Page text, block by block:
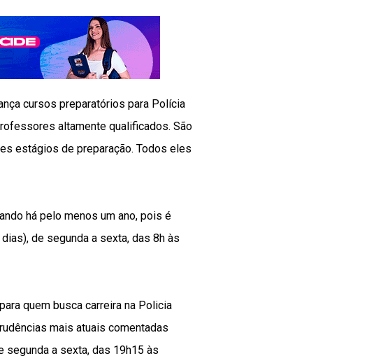
cursos preparatórios para Polícia
altamente qualificados. São
estágios de preparação. Todos eles
há pelo menos um ano, pois é
de segunda a sexta, das 8h às
quem busca carreira na Policia
mais atuais comentadas
segunda a sexta, das 19h15 às